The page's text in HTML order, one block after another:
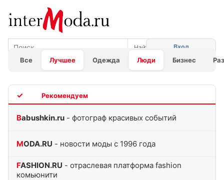
Все Лучшее Одежда Люди Бизнес
Вход
Babushkin.ru - фотограф красивых событий
MODA.RU - новости моды с 1996 года
FASHION.RU - отраслевая платформа fashion
комьюнити